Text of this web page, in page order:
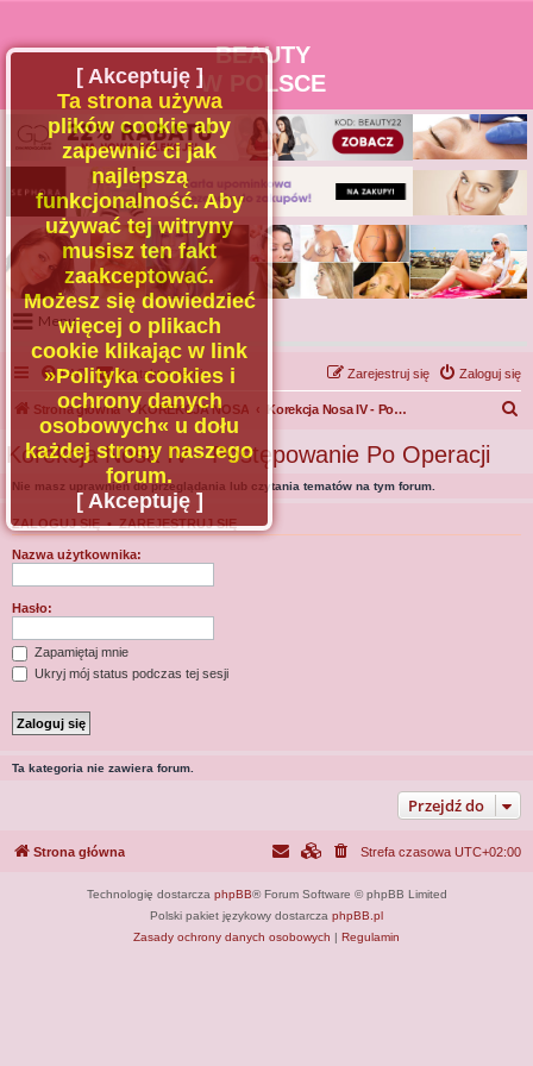
BEAUTY
W POLSCE
Menu
Portal
Facebook
Regulamin
Zapytaj administratora
Kontakt
FAQ Kontakt z nami Zaloguj się
Zarejestruj się
Strona główna KOREKCJA NOSA Korekcja Nosa IV - Postępowanie Po Operacji
Korekcja Nosa IV - Postępowanie Po Operacji
Nie masz uprawnień do przeglądania lub czytania tematów na tym forum.
ZALOGUJ SIĘ•ZAREJESTRUJ SIĘ
Nazwa użytkownika:
Hasło:
Zapamiętaj mnie
Ukryj mój status podczas tej sesji
Ta kategoria nie zawiera forum.
Przejdź do
[ Akceptuję ]
Ta strona używa
plików cookie aby
zapewnić ci jak
najlepszą
funkcjonalność. Aby
używać tej witryny
musisz ten fakt
zaakceptować.
Możesz się dowiedzieć
więcej o plikach
cookie klikając w link
»Polityka cookies i
ochrony danych
osobowych« u dołu
każdej strony naszego
forum.
[ Akceptuję ]
Strona główna Strefa czasowa UTC+02:00
Technologię dostarcza phpBB® Forum Software © phpBB Limited
Polski pakiet językowy dostarcza phpBB.pl
Zasady ochrony danych osobowych | Regulamin